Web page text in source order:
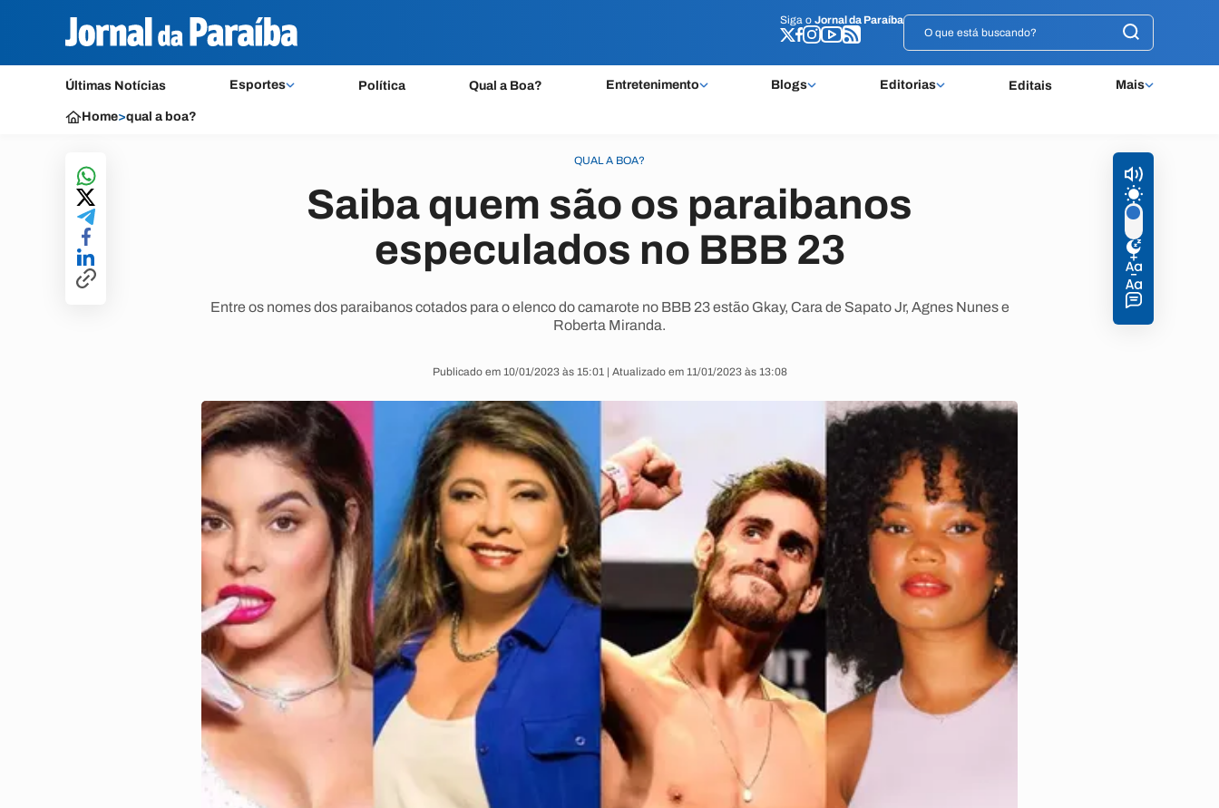
Siga o Jornal da Paraíba
Últimas Notícias Esportes Política Qual a Boa? Entretenimento Blogs Editorias Editais Mais
Siga o Jornal da Paraíba
Home>qual a boa?
QUAL A BOA?
Saiba quem são os paraibanos
especulados no BBB 23
Entre os nomes dos paraibanos cotados para o elenco do camarote no BBB 23 estão Gkay, Cara de Sapato Jr, Agnes Nunes e
Roberta Miranda.
Publicado em 10/01/2023 às 15:01 | Atualizado em 11/01/2023 às 13:08